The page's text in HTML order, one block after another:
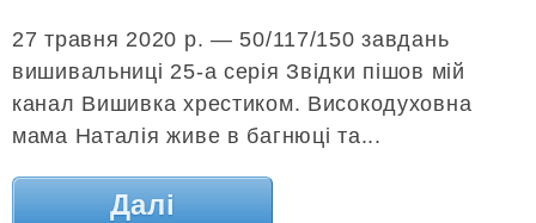
27 травня 2020 р. — 50/117/150 завдань
вишивальниці 25-а серія Звідки пішов мій
канал Вишивка хрестиком. Високодуховна
мама Наталія живе в багнюці та...
Далі